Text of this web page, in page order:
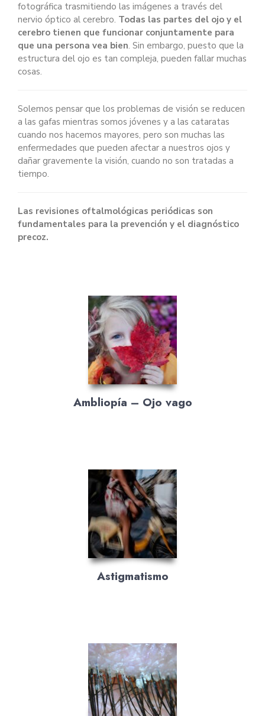
fotográfica trasmitiendo las imágenes a través del
nervio óptico al cerebro. Todas las partes del ojo y el
cerebro tienen que funcionar conjuntamente para
que una persona vea bien. Sin embargo, puesto que la
estructura del ojo es tan compleja, pueden fallar muchas
cosas.
Solemos pensar que los problemas de visión se reducen
a las gafas mientras somos jóvenes y a las cataratas
cuando nos hacemos mayores, pero son muchas las
enfermedades que pueden afectar a nuestros ojos y
dañar gravemente la visión, cuando no son tratadas a
tiempo.
Las revisiones oftalmológicas periódicas son
fundamentales para la prevención y el diagnóstico
precoz.
Ambliopía – Ojo vago
Astigmatismo